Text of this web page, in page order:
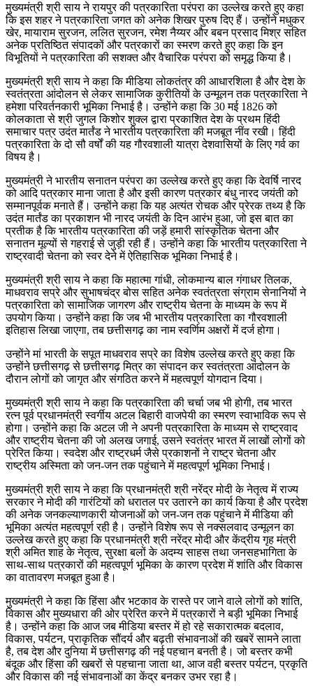
मुख्यमंत्री श्री साय ने रायपुर की पत्रकारिता परंपरा का उल्लेख करते हुए कहा
कि इस शहर ने पत्रकारिता जगत को अनेक शिखर पुरुष दिए हैं। उन्होंने मधुकर
खेर, मायाराम सुरजन, ललित सुरजन, रमेश नैय्यर और बबन प्रसाद मिश्र सहित
अनेक प्रतिष्ठित संपादकों और पत्रकारों का स्मरण करते हुए कहा कि इन
विभूतियों ने पत्रकारिता की सशक्त और वैचारिक परंपरा को समृद्ध किया है।
मुख्यमंत्री श्री साय ने कहा कि मीडिया लोकतंत्र की आधारशिला है और देश के
स्वतंत्रता आंदोलन से लेकर सामाजिक कुरीतियों के उन्मूलन तक पत्रकारिता ने
हमेशा परिवर्तनकारी भूमिका निभाई है। उन्होंने कहा कि 30 मई 1826 को
कोलकाता से श्री जुगल किशोर शुक्ल द्वारा प्रकाशित देश के प्रथम हिंदी
समाचार पत्र उदंत मार्तंड ने भारतीय पत्रकारिता की मजबूत नींव रखी। हिंदी
पत्रकारिता के दो सौ वर्षों की यह गौरवशाली यात्रा देशवासियों के लिए गर्व का
विषय है।
मुख्यमंत्री ने भारतीय सनातन परंपरा का उल्लेख करते हुए कहा कि देवर्षि नारद
को आदि पत्रकार माना जाता है और इसी कारण पत्रकार बंधु नारद जयंती को
सम्मानपूर्वक मनाते हैं। उन्होंने कहा कि यह अत्यंत रोचक और प्रेरक तथ्य है कि
उदंत मार्तंड का प्रकाशन भी नारद जयंती के दिन आरंभ हुआ, जो इस बात का
प्रतीक है कि भारतीय पत्रकारिता की जड़ें हमारी सांस्कृतिक चेतना और
सनातन मूल्यों से गहराई से जुड़ी रही हैं। उन्होंने कहा कि भारतीय पत्रकारिता ने
राष्ट्रवादी चेतना को स्वर देने में ऐतिहासिक भूमिका निभाई है।
मुख्यमंत्री श्री साय ने कहा कि महात्मा गांधी, लोकमान्य बाल गंगाधर तिलक,
माधवराव सप्रे और सुभाषचंद्र बोस सहित अनेक स्वतंत्रता संग्राम सेनानियों ने
पत्रकारिता को सामाजिक जागरण और राष्ट्रीय चेतना के माध्यम के रूप में
उपयोग किया। उन्होंने कहा कि जब भी भारतीय पत्रकारिता का गौरवशाली
इतिहास लिखा जाएगा, तब छत्तीसगढ़ का नाम स्वर्णिम अक्षरों में दर्ज होगा।
उन्होंने मां भारती के सपूत माधवराव सप्रे का विशेष उल्लेख करते हुए कहा कि
उन्होंने छत्तीसगढ़ से छत्तीसगढ़ मित्र का संपादन कर स्वतंत्रता आंदोलन के
दौरान लोगों को जागृत और संगठित करने में महत्वपूर्ण योगदान दिया।
मुख्यमंत्री श्री साय ने कहा कि पत्रकारिता की चर्चा जब भी होगी, तब भारत
रत्न पूर्व प्रधानमंत्री स्वर्गीय अटल बिहारी वाजपेयी का स्मरण स्वाभाविक रूप से
होगा। उन्होंने कहा कि अटल जी ने अपनी पत्रकारिता के माध्यम से राष्ट्रवाद
और राष्ट्रीय चेतना की जो अलख जगाई, उसने स्वतंत्र भारत में लाखों लोगों को
प्रेरित किया। स्वदेश और राष्ट्रधर्म जैसे प्रकाशनों ने राष्ट्र चेतना और
राष्ट्रीय अस्मिता को जन-जन तक पहुंचाने में महत्वपूर्ण भूमिका निभाई।
मुख्यमंत्री श्री साय ने कहा कि प्रधानमंत्री श्री नरेंद्र मोदी के नेतृत्व में राज्य
सरकार ने मोदी की गारंटियों को धरातल पर उतारने का कार्य किया है और प्रदेश
की अनेक जनकल्याणकारी योजनाओं को जन-जन तक पहुंचाने में मीडिया की
भूमिका अत्यंत महत्वपूर्ण रही है। उन्होंने विशेष रूप से नक्सलवाद उन्मूलन का
उल्लेख करते हुए कहा कि प्रधानमंत्री श्री नरेंद्र मोदी और केंद्रीय गृह मंत्री
श्री अमित शाह के नेतृत्व, सुरक्षा बलों के अदम्य साहस तथा जनसहभागिता के
साथ-साथ पत्रकारों की महत्वपूर्ण भूमिका के कारण प्रदेश में शांति और विकास
का वातावरण मजबूत हुआ है।
मुख्यमंत्री ने कहा कि हिंसा और भटकाव के रास्ते पर जाने वाले लोगों को शांति,
विकास और मुख्यधारा की ओर प्रेरित करने में पत्रकारों ने बड़ी भूमिका निभाई
है। उन्होंने कहा कि आज जब मीडिया बस्तर में हो रहे सकारात्मक बदलाव,
विकास, पर्यटन, प्राकृतिक सौंदर्य और बढ़ती संभावनाओं की खबरें सामने लाता
है, तब देश और दुनिया में छत्तीसगढ़ की नई पहचान बनती है। जो बस्तर कभी
बंदूक और हिंसा की खबरों से पहचाना जाता था, आज वही बस्तर पर्यटन, प्रकृति
और विकास की नई संभावनाओं का केंद्र बनकर उभर रहा है।